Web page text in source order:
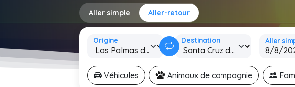
Aller simple Aller-retour
Origine Destination Aller
Véhicules Animaux de compagnie